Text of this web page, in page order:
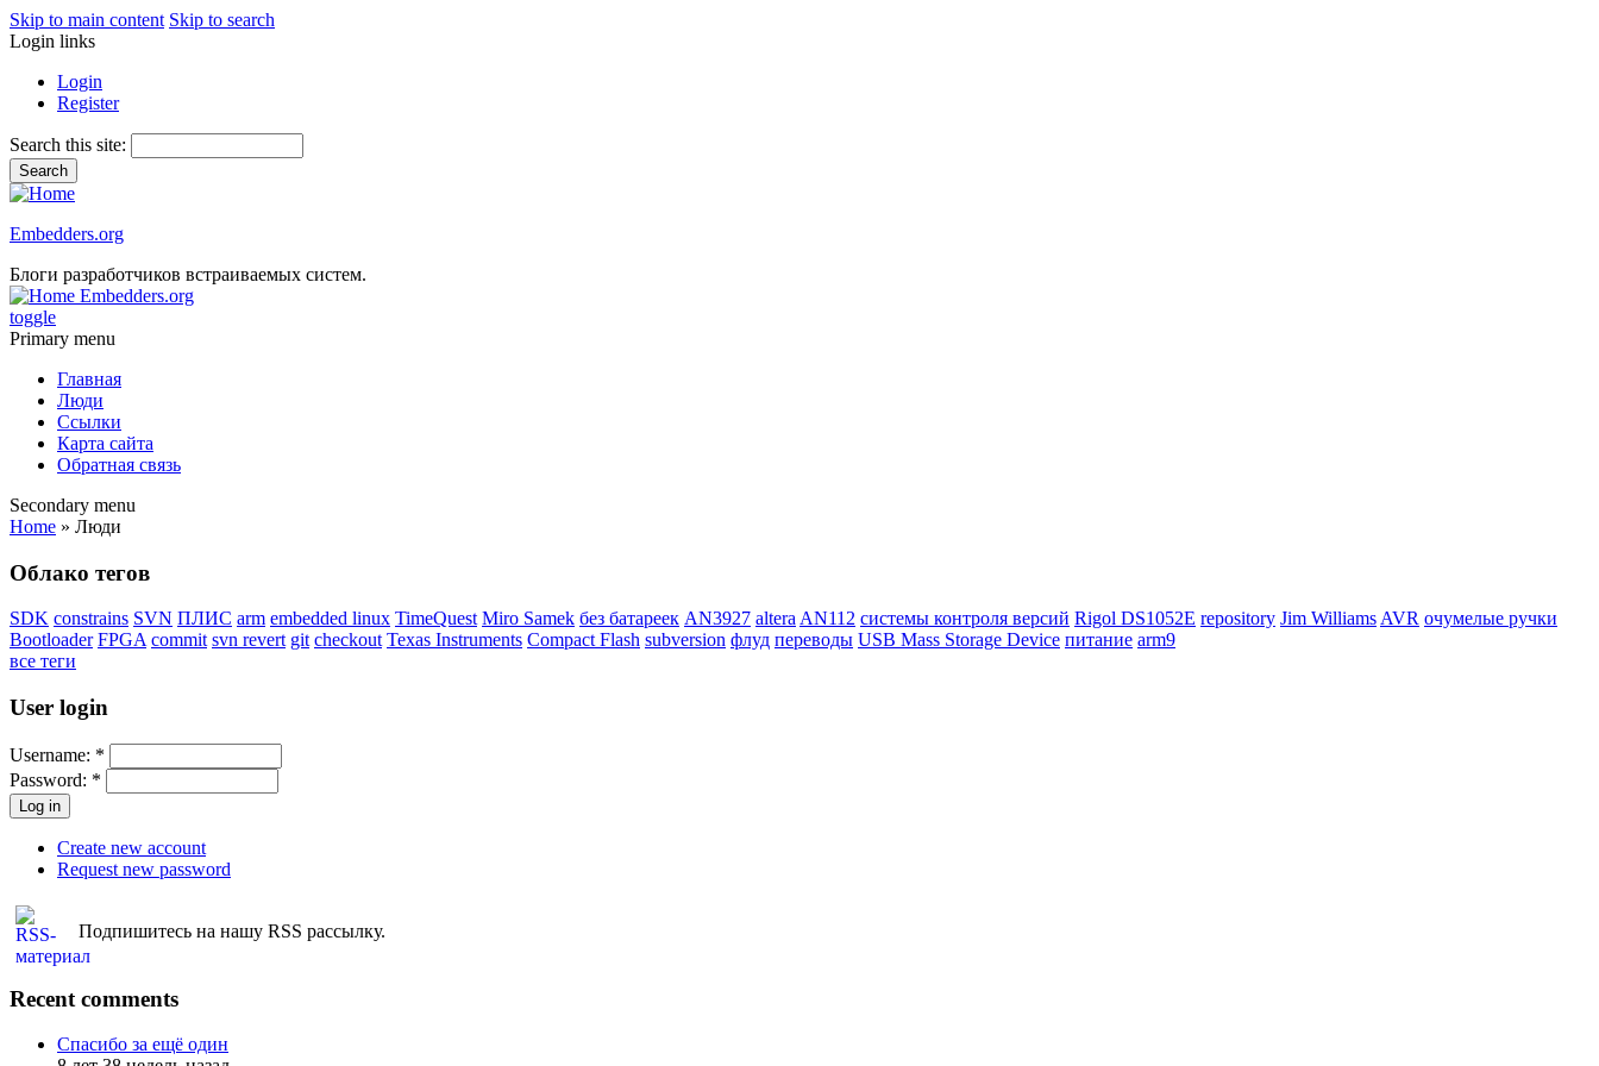
Skip to main content Skip to search
Login links
Login
Register
Search this site:
Embedders.org
Блоги разработчиков встраиваемых систем.
Embedders.org
toggle
Primary menu
Главная
Люди
Ссылки
Карта сайта
Обратная связь
Secondary menu
Home » Люди
Облако тегов
SDK constrains SVN ПЛИС arm embedded linux TimeQuest Miro Samek без батареек AN3927 alteraAN112 системы контроля версий Rigol DS1052E repository Jim WilliamsAVR очумелые ручки
Bootloader FPGA commit svn revert git checkout Texas Instruments Compact Flash subversion флуд переводы USB Mass Storage Device питание arm9
все теги
User login
Username: *
Password: *
Create new account
Request new password
Подпишитесь на нашу RSS рассылку.
Recent comments
Спасибо за ещё один